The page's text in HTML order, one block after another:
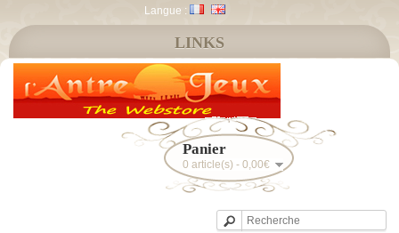
Langue :
Panier
0 article(s) - 0,00€
LINKS